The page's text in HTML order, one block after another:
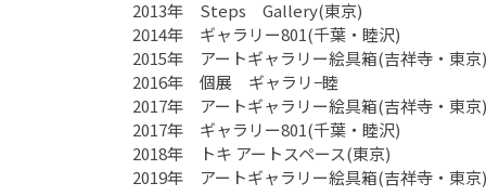
2013年 Steps Gallery(東京)
2014年 ギャラリー801(千葉・睦沢)
2015年 アートギャラリー絵具箱(吉祥寺・東京)
2016年 個展 ギャラリ−睦
2017年 アートギャラリー絵具箱(吉祥寺・東京)
2017年 ギャラリー801(千葉・睦沢)
2018年 トキ アートスペース(東京)
2019年 アートギャラリー絵具箱(吉祥寺・東京)